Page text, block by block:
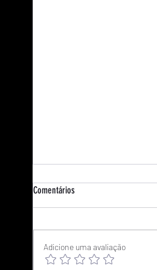
Comentários
Adicione uma avaliação